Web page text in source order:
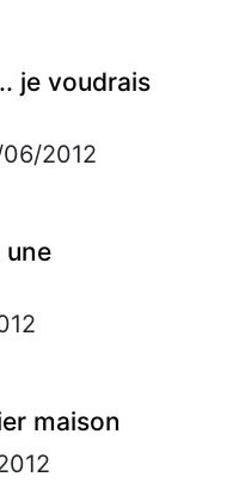
je voudrais
2012
une
maison